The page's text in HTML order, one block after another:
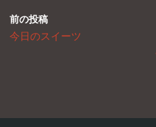
前の投稿
今日のスイーツ